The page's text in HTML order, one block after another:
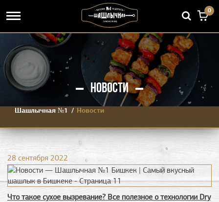
0
НОВОСТИ
Шашлычная №1 Новости
28 сентября 2022
Что такое сухое вызревание? Все полезное о технологии Dry